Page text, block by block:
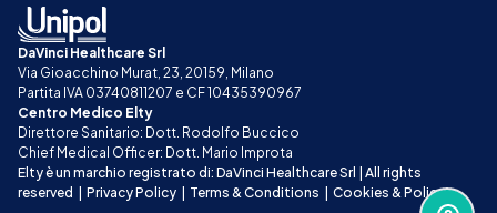
DaVinci Healthcare Srl
Via Gioacchino Murat, 23, 20159, Milano
Partita IVA 03740811207 e CF 10435390967
Centro Medico Elty
Direttore Sanitario: Dott. Rodolfo Buccico
Chief Medical Officer: Dott. Mario Improta
Elty è un marchio registrato di: DaVinci Healthcare Srl | All rights
reserved
Privacy Policy Terms & Conditions Cookies & Policy